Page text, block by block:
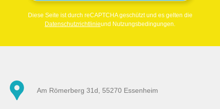
Diese Seite ist durch reCAPTCHA geschützt und es gelten die
Datenschutzrichtlinieund Nutzungsbedingungen.
Am Römerberg 31d, 55270 Essenheim